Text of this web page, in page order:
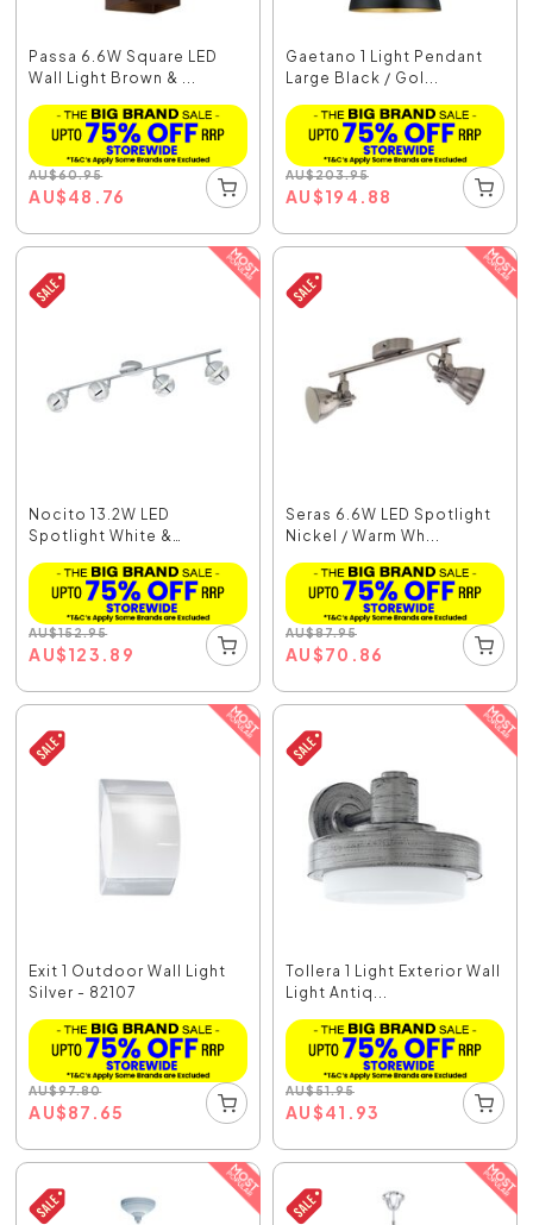
Passa 6.6W Square LED
Wall Light Brown & ...
AU$60.95
AU$48.76
Gaetano 1 Light Pendant
Large Black / Gol...
AU$203.95
AU$194.88
Nocito 13.2W LED
Spotlight White &
AU$152.95
AU$123.89
Seras 6.6W LED Spotlight
Nickel / Warm Wh...
AU$87.95
AU$70.86
Exit 1 Outdoor Wall Light
Silver - 82107
AU$97.80
AU$87.65
Tollera 1 Light Exterior Wall
Light Antiq...
AU$51.95
AU$41.93